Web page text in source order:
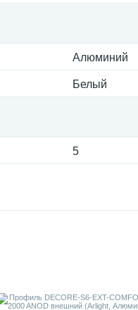
Алюминий
Белый
5